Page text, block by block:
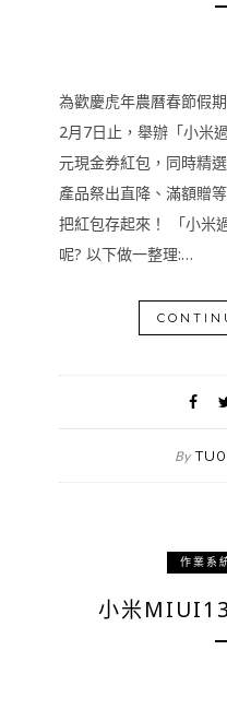
為歡慶虎年農曆春節假
2月7日止，舉辦「小米
元現金券紅包，同時精
產品祭出直降、滿額贈
把紅包存起來！ 「小米
呢? 以下做一整理:…
By
作業系
小米